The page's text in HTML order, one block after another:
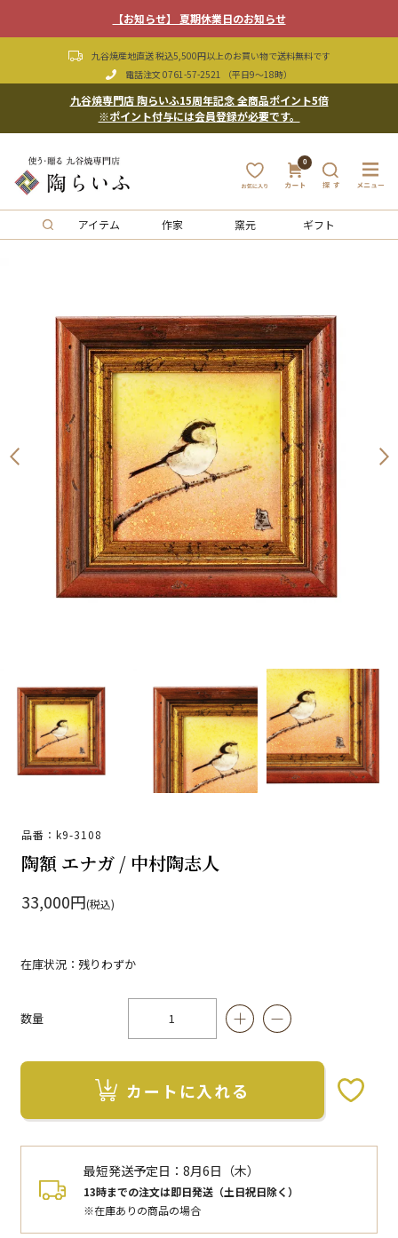
【お知らせ】 夏期休業日のお知らせ
九谷焼産地直送 税込5,500円以上のお買い物で送料無料です
電話注文 0761-57-2521 （平日9〜18時）
九谷焼専門店 陶らいふ15周年記念 全商品ポイント5倍
※ポイント付与には会員登録が必要です。
0
アイテム 作家 窯元 ギフト
品番：k9-3108
陶額 エナガ / 中村陶志人
33,000円(税込)
在庫状況：残りわずか
数量
カートに入れる
最短発送予定日：8月6日（木）
13時までの注文は即日発送（土日祝日除く）
※在庫ありの商品の場合